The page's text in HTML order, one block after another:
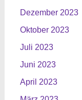
Dezember 2023
Oktober 2023
Juli 2023
Juni 2023
April 2023